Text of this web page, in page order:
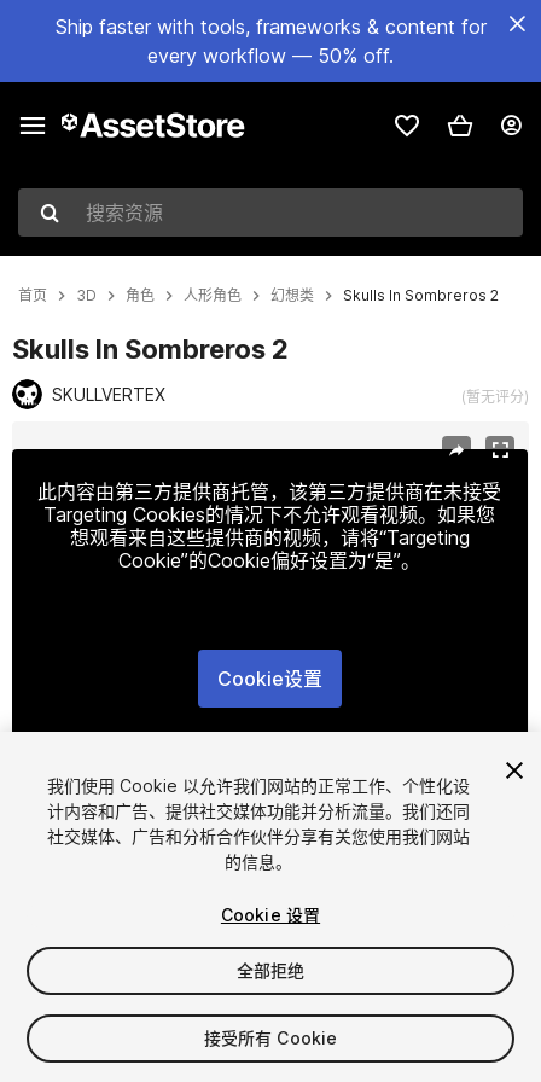
Ship faster with tools, frameworks & content for
every workflow — 50% off.
搜索资源
首页 3D 角色 人形角色 幻想类 Skulls In Sombreros 2
Skulls In Sombreros 2
SKULLVERTEX (暂无评分)
此内容由第三方提供商托管，该第三方提供商在未接受
Targeting Cookies的情况下不允许观看视频。如果您
想观看来自这些提供商的视频，请将“Targeting
Cookie”的Cookie偏好设置为“是”。
Cookie设置
FREE
13viewsin the past week
我们使用 Cookie 以允许我们网站的正常工作、个性化设
计内容和广告、提供社交媒体功能并分析流量。我们还同
社交媒体、广告和分析合作伙伴分享有关您使用我们网站
的信息。
Cookie 设置
全部拒绝
接受所有 Cookie